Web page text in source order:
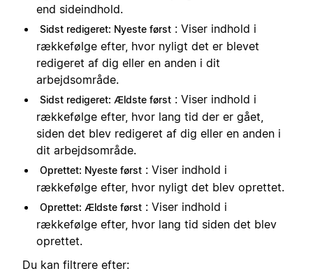
end sideindhold.
Sidst redigeret: Nyeste først : Viser indhold i
rækkefølge efter, hvor nyligt det er blevet
redigeret af dig eller en anden i dit
arbejdsområde.
Sidst redigeret: Ældste først : Viser indhold i
rækkefølge efter, hvor lang tid der er gået,
siden det blev redigeret af dig eller en anden i
dit arbejdsområde.
Oprettet: Nyeste først : Viser indhold i
rækkefølge efter, hvor nyligt det blev oprettet.
Oprettet: Ældste først : Viser indhold i
rækkefølge efter, hvor lang tid siden det blev
oprettet.
Du kan filtrere efter: